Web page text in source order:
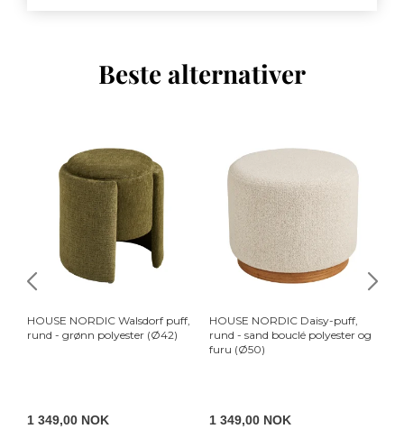
Beste alternativer
HOUSE NORDIC Walsdorf puff,
rund - grønn polyester (Ø42)
1 349,00 NOK
HOUSE NORDIC Daisy-puff,
rund - sand bouclé polyester og
furu (Ø50)
1 349,00 NOK